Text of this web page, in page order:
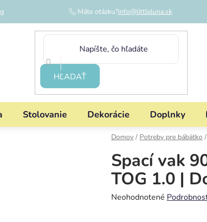
Máte otázku?info@littleluna.sk
HĽADAŤ
Stolovanie Dekorácie Doplnky
Domov / Potreby pre bábätko /
Spací vak
TOG 1.0 |
Priemerné
Neohodnotené